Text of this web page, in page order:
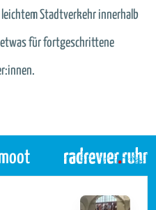
Stadtverkehr innerhalb
etwas für fortgeschrittene